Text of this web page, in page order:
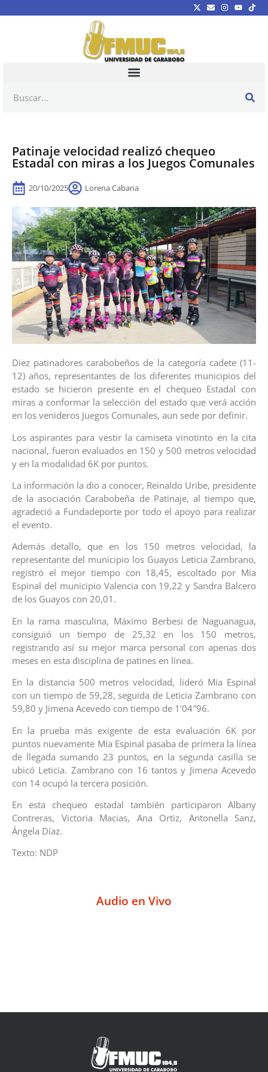
Patinaje velocidad realizó chequeo
Estadal con miras a los Juegos Comunales
20/10/2025 Lorena Cabana
Diez patinadores carabobeños de la categoría cadete (11-
12) años, representantes de los diferentes municipios del
estado se hicieron presente en el chequeo Estadal con
miras a conformar la selección del estado que verá acción
en los venideros Juegos Comunales, aun sede por definir.
Los aspirantes para vestir la camiseta vinotinto en la cita
nacional, fueron evaluados en 150 y 500 metros velocidad
y en la modalidad 6K por puntos.
La información la dio a conocer, Reinaldo Uribe, presidente
de la asociación Carabobeña de Patinaje, al tiempo que,
agradeció a Fundadeporte por todo el apoyo para realizar
el evento.
Además detallo, que en los 150 metros velocidad, la
representante del municipio los Guayos Leticia Zambrano,
registró el mejor tiempo con 18,45, escoltado por Mía
Espinal del municipio Valencia con 19,22 y Sandra Balcero
de los Guayos con 20,01.
En la rama masculina, Máximo Berbesi de Naguanagua,
consiguió un tiempo de 25,32 en los 150 metros,
registrando así su mejor marca personal con apenas dos
meses en esta disciplina de patines en línea.
En la distancia 500 metros velocidad, lideró Mia Espinal
con un tiempo de 59,28, seguida de Leticia Zambrano con
59,80 y Jimena Acevedo con tiempo de 1’04″96.
En la prueba más exigente de esta evaluación 6K por
puntos nuevamente Mía Espinal pasaba de primera la línea
de llegada sumando 23 puntos, en la segunda casilla se
ubicó Leticia. Zambrano con 16 tantos y Jimena Acevedo
con 14 ocupó la tercera posición.
En esta chequeo estadal también participaron Albany
Contreras, Victoria Macias, Ana Ortiz, Antonella Sanz,
Ángela Díaz.
Texto: NDP
Audio en Vivo